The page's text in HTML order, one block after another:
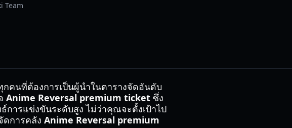
Team
คนที่ต้องการเป็นผู้นำในตารางจัดอันดับ
Anime Reversal premium ticket ซึ่ง
การแข่งขันระดับสูง ไม่ว่าคุณจะตั้งเป้าไป
ดการคลัง Anime Reversal premium